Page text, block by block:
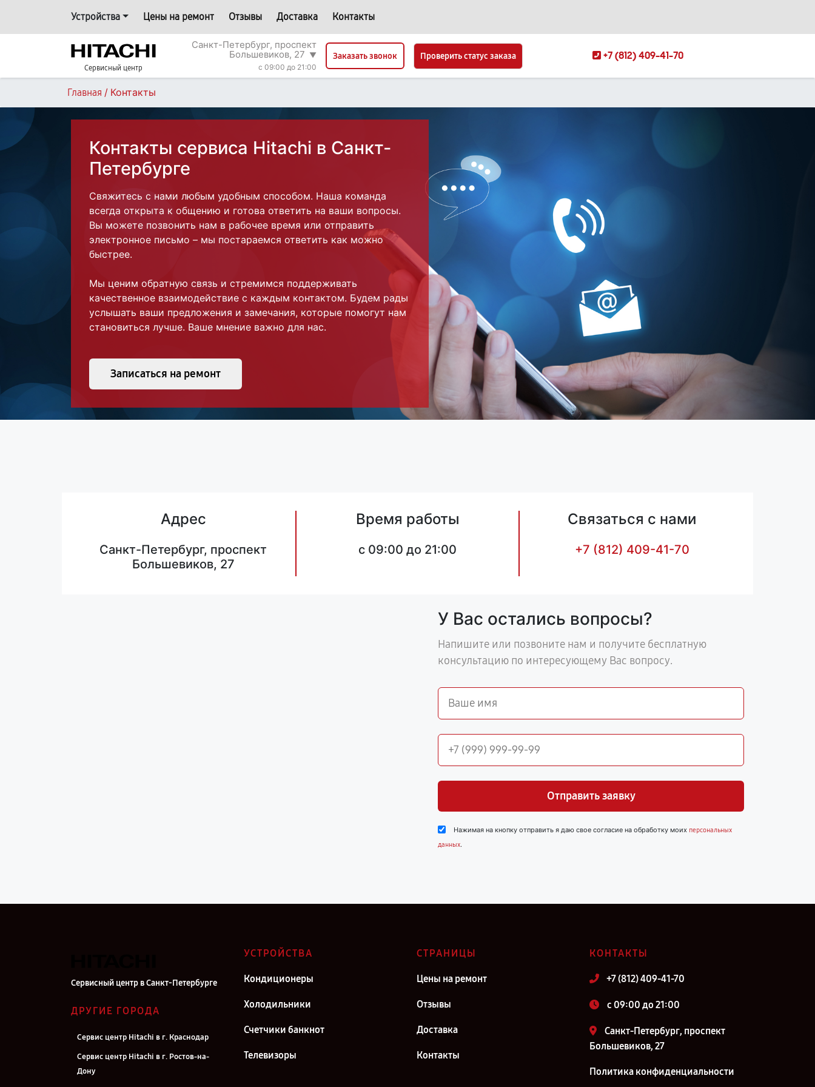
Устройства Цены на ремонт Отзывы Доставка Контакты
Сервисный центр
Санкт-Петербург, проспект
Большевиков, 27 ▼
c 09:00 до 21:00
Заказать звонок Проверить статус заказа +7 (812) 409-41-70
Главная / Контакты
Контакты сервиса Hitachi в Санкт-
Петербурге
Свяжитесь с нами любым удобным способом. Наша команда
всегда открыта к общению и готова ответить на ваши вопросы.
Вы можете позвонить нам в рабочее время или отправить
электронное письмо – мы постараемся ответить как можно
быстрее.
Мы ценим обратную связь и стремимся поддерживать
качественное взаимодействие с каждым контактом. Будем рады
услышать ваши предложения и замечания, которые помогут нам
становиться лучше. Ваше мнение важно для нас.
Записаться на ремонт
Адрес
Санкт-Петербург, проспект
Большевиков, 27
Время работы
c 09:00 до 21:00
Связаться с нами
+7 (812) 409-41-70
У Вас остались вопросы?
Напишите или позвоните нам и получите бесплатную
консультацию по интересующему Вас вопросу.
Отправить заявку
Нажимая на кнопку отправить я даю свое согласие на обработку моих персональных
данных.
Сервисный центр в Санкт-Петербурге
ДРУГИЕ ГОРОДА
Сервис центр Hitachi в г. Краснодар
Сервис центр Hitachi в г. Ростов-на-
Дону
УСТРОЙСТВА
Кондиционеры
Холодильники
Счетчики банкнот
Телевизоры
СТРАНИЦЫ
Цены на ремонт
Отзывы
Доставка
Контакты
КОНТАКТЫ
+7 (812) 409-41-70
c 09:00 до 21:00
Санкт-Петербург, проспект
Большевиков, 27
Политика конфиденциальности